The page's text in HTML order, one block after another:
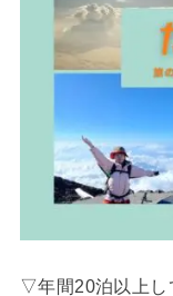
▽年間20泊以上し